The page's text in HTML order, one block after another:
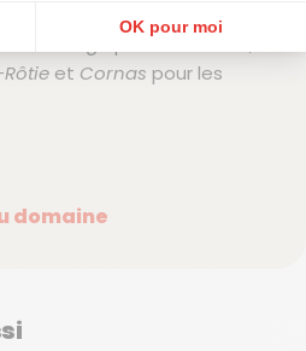
OK pour moi
et de gérer vos paramètres de confidentialité, en
allant de
Condrieu
Saint-
pour les blancs,
et Cornas pour les
domaine